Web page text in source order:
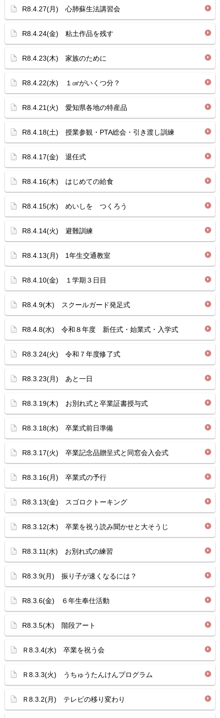
R8.4.27(月) 心肺蘇生法講習会
R8.4.24(金) 粘土作品を残す
R8.4.23(木) 家族のために
R8.4.22(水) １㎤がいくつ分？
R8.4.21(火) 愛知県各地の特産品
R8.4.18(土) 授業参観・PTA総会・引き渡し訓練
R8.4.17(金) 退任式
R8.4.16(木) はじめての給食
R8.4.15(水) めいしを つくろう
R8.4.14(火) 避難訓練
R8.4.13(月) 1年生交通教室
R8.4.10(金) １学期３日目
R8.4.9(木) スクールガード発足式
R8.4.8(水) 令和８年度 新任式・始業式・入学式
R8.3.24(火) 令和７年度修了式
R8.3.23(月) あと一日
R8.3.19(木) お別れ式と卒業証書授与式
R8.3.18(水) 卒業式前日準備
R8.3.17(火) 卒業記念品贈呈式と同窓会入会式
R8.3.16(月) 卒業式の予行
R8.3.13(金) スゴロクトーキング
R8.3.12(木) 卒業を祝う読み聞かせと大そうじ
R8.3.11(水) お別れ式の練習
R8.3.9(月) 振り子が速くなるには？
R8.3.6(金) ６年生奉仕活動
R8.3.5(木) 階段アート
Ｒ8.3.4(水) 卒業を祝う会
Ｒ8.3.3(火) うちゅうたんけんプログラム
Ｒ8.3.2(月) テレビの移り変わり